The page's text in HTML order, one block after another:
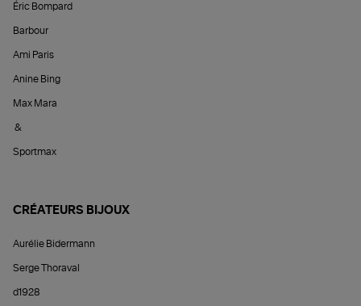
Éric Bompard
Barbour
Ami Paris
Anine Bing
Max Mara
&
Sportmax
CRÉATEURS BIJOUX
Aurélie Bidermann
Serge Thoraval
d1928